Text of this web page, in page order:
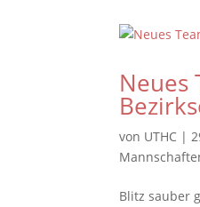
Neues
von UTHC |
Blitz sauber